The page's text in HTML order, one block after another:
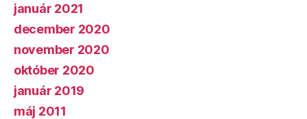
január 2021
december 2020
november 2020
október 2020
január 2019
máj 2011